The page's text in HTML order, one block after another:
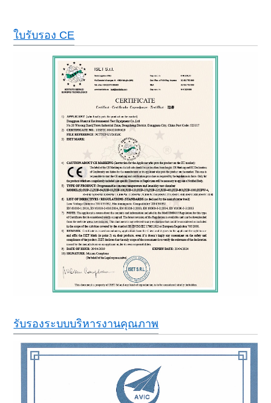
คอนโทรลเลอร์
อุปกรณ์ความ
ปลอดภัย โอเวอร์โหลดของโบลเวอร์, ตัวป้องกันเครื่องทำความร้อน
แบบแห้ง, การป้องกันน้ำต่ำ, ระบบเตือนความผิดพลาด
AC380±10% 50HZ 3 เฟส 4 สาย + สายกราวด์
ใบรับรอง CE
รับรองระบบบริหารงานคุณภาพ